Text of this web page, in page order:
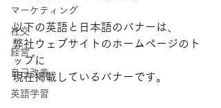
マーケティング
社交
経営
自己改善
英語学習
以下の英語と日本語のバナーは、
弊社ウェブサイトのホームページのト
ップに
現在掲載しているバナーです。